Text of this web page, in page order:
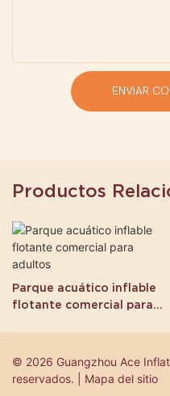
ENVIAR
Productos
Parque acuático inflable
flotante comercial para
© 2026 Guangzhou Ace
reservados. | Mapa del sitio